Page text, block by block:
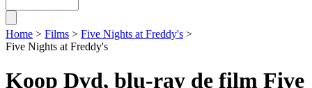
Home > Films > Five Nights at Freddy's >
Five Nights at Freddy's
Koop Dvd, blu-ray de film Five